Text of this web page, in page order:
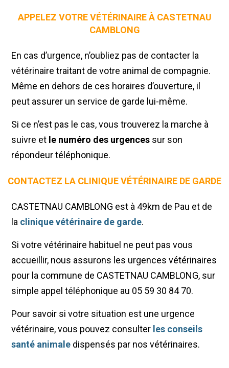
APPELEZ VOTRE VÉTÉRINAIRE À CASTETNAU
CAMBLONG
En cas d’urgence, n’oubliez pas de contacter la
vétérinaire traitant de votre animal de compagnie.
Même en dehors de ces horaires d’ouverture, il
peut assurer un service de garde lui-même.
Si ce n’est pas le cas, vous trouverez la marche à
suivre et le numéro des urgences sur son
répondeur téléphonique.
CONTACTEZ LA CLINIQUE VÉTÉRINAIRE DE GARDE
CASTETNAU CAMBLONG est à 49km de Pau et de
la clinique vétérinaire de garde.
Si votre vétérinaire habituel ne peut pas vous
accueillir, nous assurons les urgences vétérinaires
pour la commune de CASTETNAU CAMBLONG, sur
simple appel téléphonique au 05 59 30 84 70.
Pour savoir si votre situation est une urgence
vétérinaire, vous pouvez consulter les conseils
santé animale dispensés par nos vétérinaires.